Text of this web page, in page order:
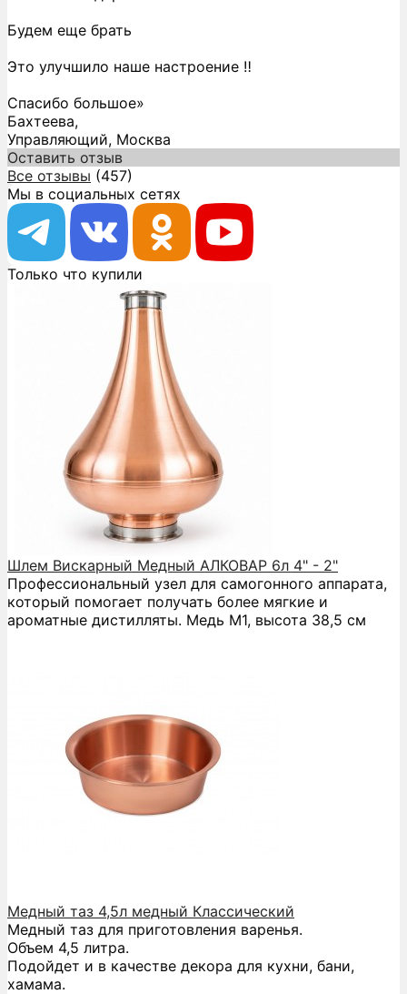
Будем еще брать
Это улучшило наше настроение ‼️
Спасибо большое»
Бахтеева,
Управляющий, Москва
Оставить отзыв
Все отзывы (457)
Мы в социальных сетях
Только что купили
Шлем Вискарный Медный АЛКОВАР 6л 4" - 2"
Профессиональный узел для самогонного аппарата,
который помогает получать более мягкие и
ароматные дистилляты. Медь М1, высота 38,5 см
Медный таз 4,5л медный Классический
Медный таз для приготовления варенья.
Объем 4,5 литра.
Подойдет и в качестве декора для кухни, бани,
хамама.